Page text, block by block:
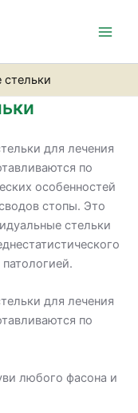
для лечения
по
особенностей
стопы. Это
стельки
для лечения
по
любого фасона и